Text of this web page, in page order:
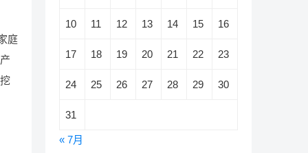
庭
10 11 12 13 14 15 16
17 18 19 20 21 22 23
24 25 26 27 28 29 30
31
« 7月